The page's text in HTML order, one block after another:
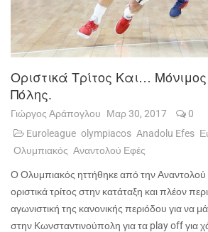
Οριστικά Τρίτος Και…
Πόλης.
Γιώργος Αράπογλου Μαρ 30, 2017
0
Euroleague olympiacos Anadolu Efes
Ολυμπιακός Αναντολού Εφές
Ο Ολυμπιακός ηττήθηκε από την Αναντολού
οριστικά τρίτος στην κατάταξη και πλέον
αγωνιστική της κανονικής περιόδου για να
στην Κωνσταντινούπολη για τα playoffγια